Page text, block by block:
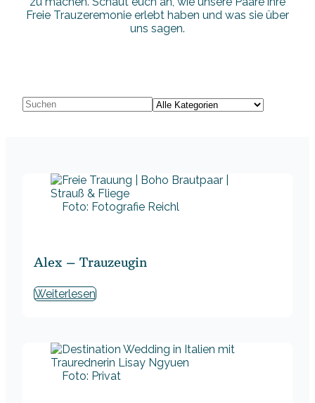
Freie Trauzeremonie erlebt haben und was sie über
uns sagen.
Foto: Fotografie Reichl
Alex – Trauzeugin
Weiterlesen
Foto: Privat